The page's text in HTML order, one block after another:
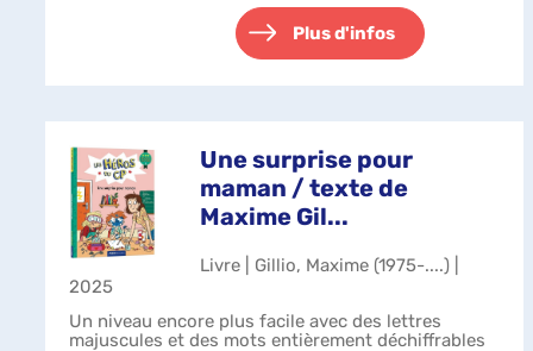
vacille pour la première fois et
qu'Ethan, étudiant sans histoire...
Plus d'infos
Une surprise pour
maman / texte de
Maxime Gil...
Livre | Gillio, Maxime (1975-....) |
2025
Un niveau encore plus facile avec des lettres
majuscules et des mots entièrement déchiffrables